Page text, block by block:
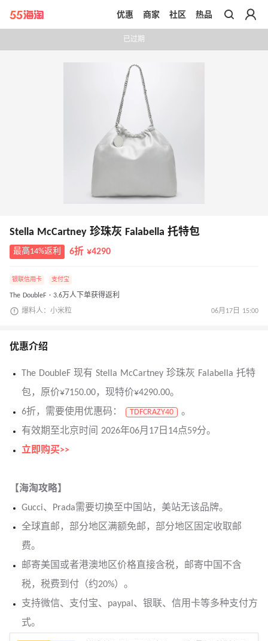
带你去官网买正品
优惠 商家 社区 热品
已过期
Stella McCartney 珍珠灰 Falabella 托特包
最高14%返利 6折 ¥4290
银联信用卡 支付宝
The DoubleF · 3.6万人下单获得返利
爆料人：小米粒 06月17日 15:00
优惠介绍
The DoubleF 现有 Stella McCartney 珍珠灰 Falabella 托特
包，原价¥7150.00，现特价¥4290.00。
6折，需要使用优惠码：
TDFCRAZY40
。
有效期至北京时间 2026年06月17日14点59分。
立即购买>>
【海淘攻略】
Gucci、Prada需要切换至中国站，美站无该品牌。
全球直邮，部分地区满额免邮，部分地区固定收取邮
费。
邮寄美国或者港澳地区价格直接含税，邮寄中国不含
税，税费到付（约20%）。
支持微信、支付宝、paypal、银联、信用卡等多种支付方
式。